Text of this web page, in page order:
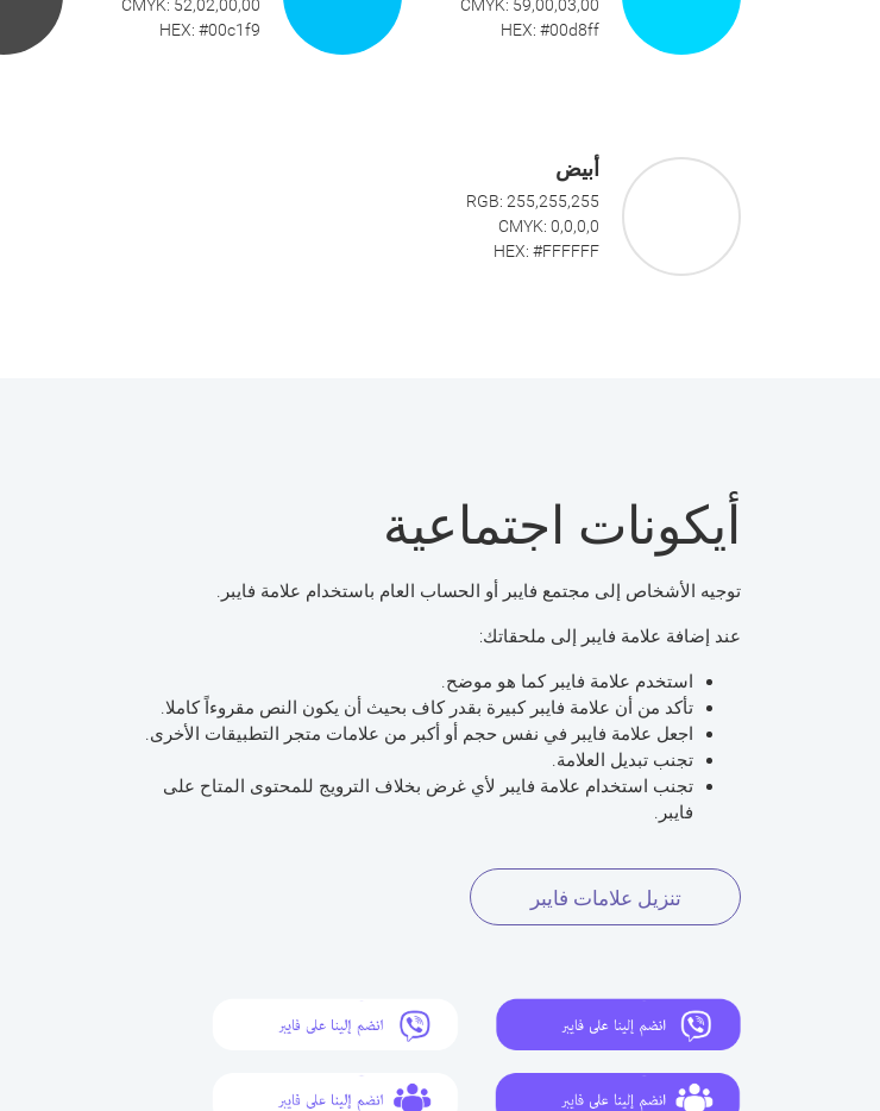
CMYK: 59,00,03,00
HEX: #00d8ff
CMYK: 52,02,00,00
HEX: #00c1f9
أبيض
RGB: 255,255,255
CMYK: 0,0,0,0
HEX: #FFFFFF
أيكونات اجتماعية
توجيه الأشخاص إلى مجتمع فايبر أو الحساب العام باستخدام علامة فايبر.
عند إضافة علامة فايبر إلى ملحقاتك:
استخدم علامة فايبر كما هو موضح.
تأكد من أن علامة فايبر كبيرة بقدر كاف بحيث أن يكون النص مقروءاً كاملا.
اجعل علامة فايبر في نفس حجم أو أكبر من علامات متجر التطبيقات الأخرى.
تجنب تبديل العلامة.
تجنب استخدام علامة فايبر لأي غرض بخلاف الترويج للمحتوى المتاح على
فايبر.
تنزيل علامات فايبر